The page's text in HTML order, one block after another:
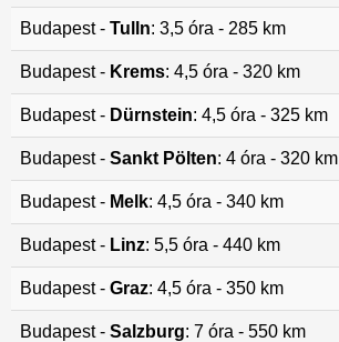
Budapest - Tulln: 3,5 óra - 285 km
Budapest - Krems: 4,5 óra - 320 km
Budapest - Dürnstein: 4,5 óra - 325 km
Budapest - Sankt Pölten: 4 óra - 320 km
Budapest - Melk: 4,5 óra - 340 km
Budapest - Linz: 5,5 óra - 440 km
Budapest - Graz: 4,5 óra - 350 km
Budapest - Salzburg: 7 óra - 550 km